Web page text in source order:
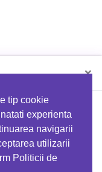
tip cookie
experienta
navigarii
utilizarii
Politicii de
×
folosind codul